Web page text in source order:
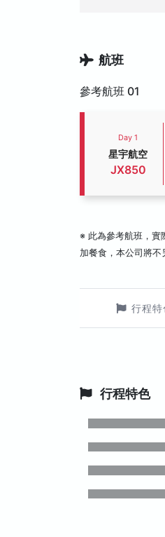
航班
參考航班 01
Day 1
星宇航空
JX850
※ 此為參考航班，實
加餐食，本公司將
行程特
行程特色